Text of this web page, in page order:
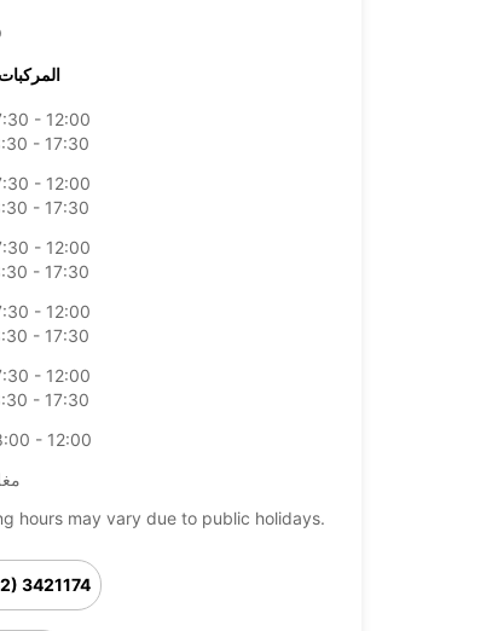
- 12:00
- 17:30
- 12:00
- 17:30
- 12:00
- 17:30
- 12:00
- 17:30
- 12:00
- 17:30
- 12:00
hours may vary due to public holidays.
3421174